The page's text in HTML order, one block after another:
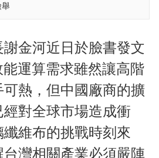
金河近日於臉書發文
運算需求雖然讓高階
熱，但中國廠商的擴
對全球市場造成衝
維布的挑戰時刻來
灣相關產業必須嚴陣